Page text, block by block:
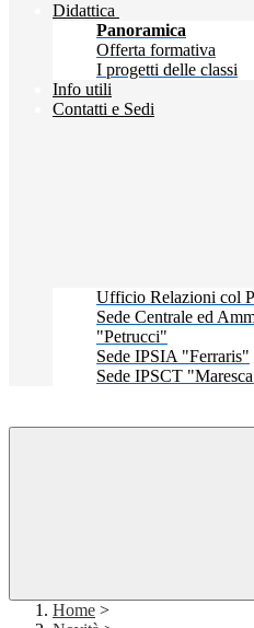
Didattica
Panoramica
Offerta formativa
I progetti delle classi
Info utili
Contatti e Sedi
Ufficio Relazioni col
Sede Centrale ed
"Petrucci"
Sede IPSIA "Ferraris"
Sede IPSCT
Home >